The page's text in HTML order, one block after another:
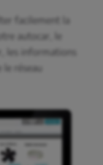
facilement la
autocar, le
les informations
réseau